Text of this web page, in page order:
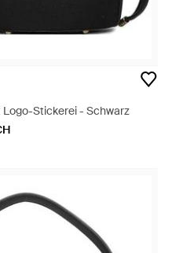
Stickerei - Schwarz